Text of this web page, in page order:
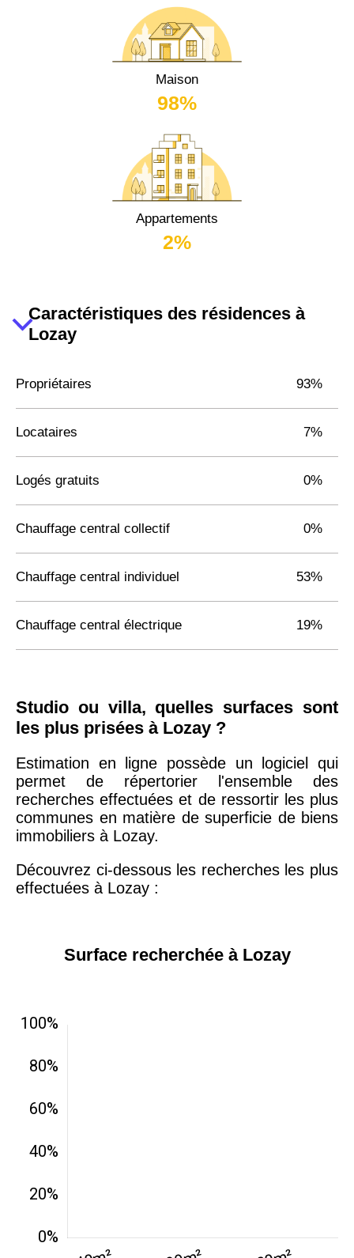
Maison
98%
Appartements
2%
Caractéristiques des résidences à
Lozay
Propriétaires 93%
Locataires 7%
Logés gratuits 0%
Chauffage central collectif 0%
Chauffage central individuel 53%
Chauffage central électrique 19%
Studio ou villa, quelles surfaces sont
les plus prisées à Lozay ?
Estimation en ligne possède un logiciel qui
permet de répertorier l'ensemble des
recherches effectuées et de ressortir les plus
communes en matière de superficie de biens
immobiliers à Lozay.
Découvrez ci-dessous les recherches les plus
effectuées à Lozay :
Surface recherchée à Lozay